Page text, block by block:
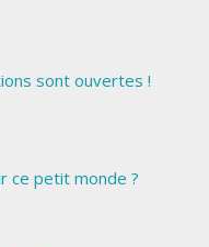
sont ouvertes !
ce petit monde ?